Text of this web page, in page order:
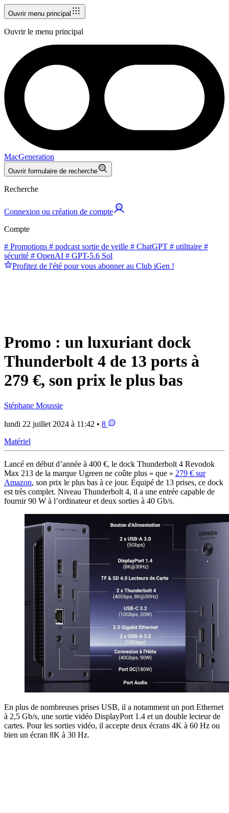
Ouvrir menu principal
Ouvrir le menu principal
MacGeneration
Ouvrir formulaire de recherche
Recherche
Connexion ou création de compte
Compte
# Promotions # podcast sortie de veille # ChatGPT # utilitaire #
sécurité # OpenAI # GPT-5.6 Sol
Profitez de l'été pour vous abonner au Club iGen !
Promo : un luxuriant dock
Thunderbolt 4 de 13 ports à
279 €, son prix le plus bas
Stéphane Moussie
lundi 22 juillet 2024 à 11:42 • 8
Matériel
Lancé en début d’année à 400 €, le dock Thunderbolt 4 Revodok
Max 213 de la marque Ugreen ne coûte plus « que » 279 € sur
Amazon, son prix le plus bas à ce jour. Équipé de 13 prises, ce dock
est très complet. Niveau Thunderbolt 4, il a une entrée capable de
fournir 90 W à l’ordinateur et deux sorties à 40 Gb/s.
En plus de nombreuses prises USB, il a notamment un port Ethernet
à 2,5 Gb/s, une sortie vidéo DisplayPort 1.4 et un double lecteur de
cartes. Pour les sorties vidéo, il accepte deux écrans 4K à 60 Hz ou
bien un écran 8K à 30 Hz.